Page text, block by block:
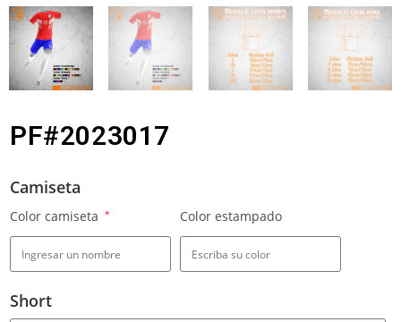
PF#2023017
Camiseta
Color camiseta * Color estampado
Short